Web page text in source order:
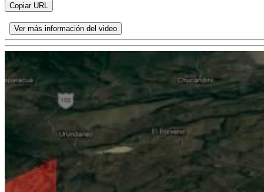
Copiar URL
Ver más información del video